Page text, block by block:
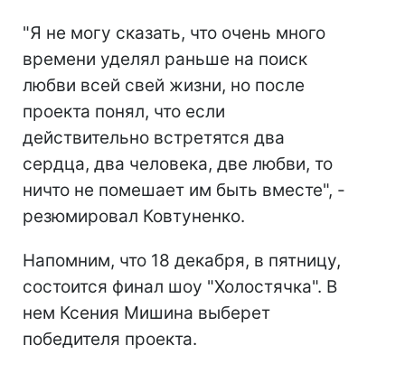
"Я не могу сказать, что очень много
времени уделял раньше на поиск
любви всей свей жизни, но после
проекта понял, что если
действительно встретятся два
сердца, два человека, две любви, то
ничто не помешает им быть вместе", -
резюмировал Ковтуненко.
Напомним, что 18 декабря, в пятницу,
состоится финал шоу "Холостячка". В
нем Ксения Мишина выберет
победителя проекта.